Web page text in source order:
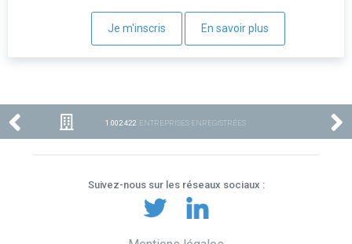
Je m'inscris En savoir plus
1 002 422 ENTREPRISES ENREGISTRÉES
Suivez-nous sur les réseaux sociaux :